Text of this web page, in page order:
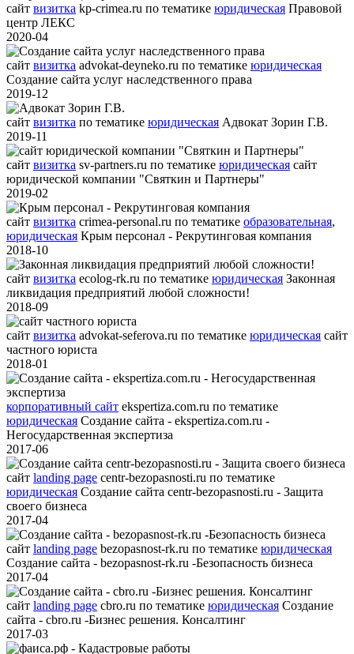
сайт визитка kp-crimea.ru по тематике юридическая Правовой
центр ЛЕКС
2020-04
сайт визитка advokat-deyneko.ru по тематике юридическая
Создание сайта услуг наследственного права
2019-12
сайт визитка по тематике юридическая Адвокат Зорин Г.В.
2019-11
сайт визитка sv-partners.ru по тематике юридическая сайт
юридической компании "Святкин и Партнеры"
2019-02
сайт визитка crimea-personal.ru по тематике образовательная,
юридическая Крым персонал - Рекрутинговая компания
2018-10
сайт визитка ecolog-rk.ru по тематике юридическая Законная
ликвидация предприятий любой сложности!
2018-09
сайт визитка advokat-seferova.ru по тематике юридическая сайт
частного юриста
2018-01
корпоративный сайт ekspertiza.com.ru по тематике
юридическая Создание сайта - ekspertiza.com.ru -
Негосударственная экспертиза
2017-06
сайт landing page centr-bezopasnosti.ru по тематике
юридическая Создание сайта centr-bezopasnosti.ru - Защита
своего бизнеса
2017-04
сайт landing page bezopasnost-rk.ru по тематике юридическая
Создание сайта - bezopasnost-rk.ru -Безопасность бизнеса
2017-04
сайт landing page cbro.ru по тематике юридическая Создание
сайта - cbro.ru -Бизнес решения. Консалтинг
2017-03